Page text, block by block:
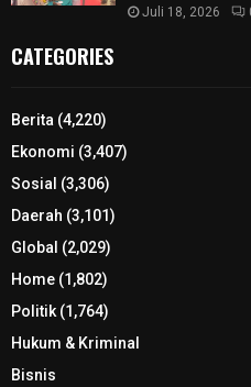
Juli 18, 2026
CATEGORIES
Berita (4,220)
Ekonomi (3,407)
Sosial (3,306)
Daerah (3,101)
Global (2,029)
Home (1,802)
Politik (1,764)
Hukum & Kriminal
Bisnis